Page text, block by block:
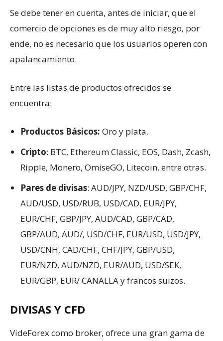
Se debe tener en cuenta, antes de iniciar, que el
comercio de opciones es de muy alto riesgo, por
ende, no es necesario que los usuarios operen con
apalancamiento.
Entre las listas de productos ofrecidos se
encuentra:
Productos Básicos: Oro y plata.
Cripto: BTC, Ethereum Classic, EOS, Dash, Zcash,
Ripple, Monero, OmiseGO, Litecoin, entre otras.
Pares de divisas: AUD/JPY, NZD/USD, GBP/CHF,
AUD/USD, USD/RUB, USD/CAD, EUR/JPY,
EUR/CHF, GBP/JPY, AUD/CAD, GBP/CAD,
GBP/AUD, AUD/, USD/CHF, EUR/USD, USD/JPY,
USD/CNH, CAD/CHF, CHF/JPY, GBP/USD,
EUR/NZD, AUD/NZD, EUR/AUD, USD/SEK,
EUR/GBP, EUR/ CANALLA y francos suizos.
DIVISAS Y CFD
VideForex como broker, ofrece una gran gama de